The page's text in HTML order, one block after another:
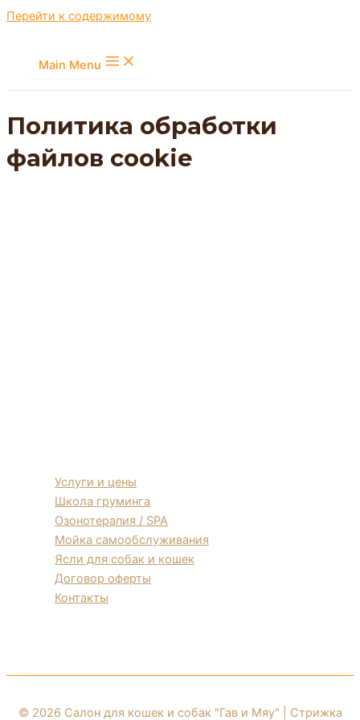
Перейти к содержимому
Main Menu
Политика обработки
файлов cookie
Услуги и цены
Школа груминга
Озонотерапия / SPA
Мойка самообслуживания
Ясли для собак и кошек
Договор оферты
Контакты
© 2026 Салон для кошек и собак "Гав и Мяу" | Стрижка